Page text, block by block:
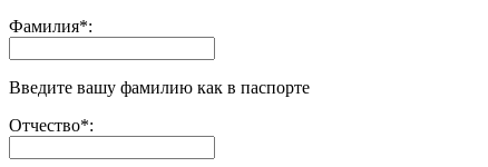
Фамилия*:
Введите вашу фамилию как в паспорте
Отчество*: